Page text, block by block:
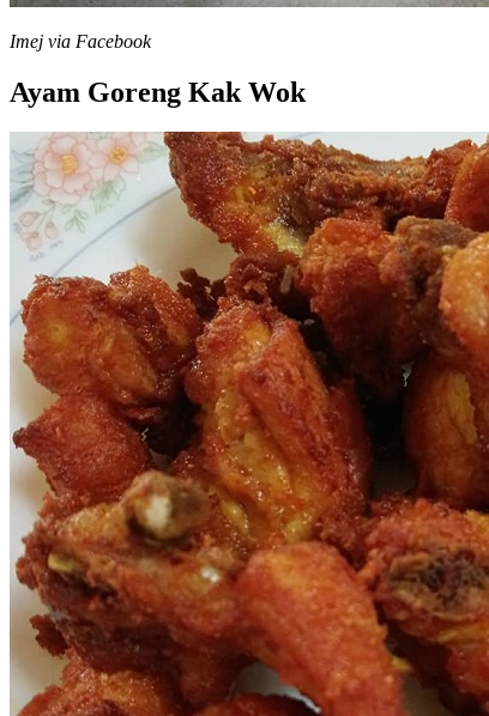
Imej via Facebook
Ayam Goreng Kak Wok